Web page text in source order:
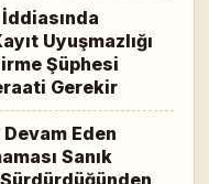
Uyuşmazlığı
Şüphesi
Gerekir
Eden
Sanık